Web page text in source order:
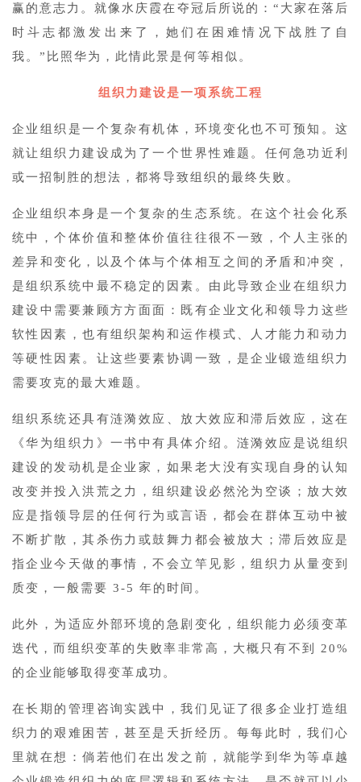
赢的意志力。就像水庆霞在夺冠后所说的：“大家在落后
时斗志都激发出来了，她们在困难情况下战胜了自
我。”比照华为，此情此景是何等相似。
组织力建设是一项系统工程
企业组织是一个复杂有机体，环境变化也不可预知。这
就让组织力建设成为了一个世界性难题。任何急功近利
或一招制胜的想法，都将导致组织的最终失败。
企业组织本身是一个复杂的生态系统。在这个社会化系
统中，个体价值和整体价值往往很不一致，个人主张的
差异和变化，以及个体与个体相互之间的矛盾和冲突，
是组织系统中最不稳定的因素。由此导致企业在组织力
建设中需要兼顾方方面面：既有企业文化和领导力这些
软性因素，也有组织架构和运作模式、人才能力和动力
等硬性因素。让这些要素协调一致，是企业锻造组织力
需要攻克的最大难题。
组织系统还具有涟漪效应、放大效应和滞后效应，这在
《华为组织力》一书中有具体介绍。涟漪效应是说组织
建设的发动机是企业家，如果老大没有实现自身的认知
改变并投入洪荒之力，组织建设必然沦为空谈；放大效
应是指领导层的任何行为或言语，都会在群体互动中被
不断扩散，其杀伤力或鼓舞力都会被放大；滞后效应是
指企业今天做的事情，不会立竿见影，组织力从量变到
质变，一般需要 3-5 年的时间。
此外，为适应外部环境的急剧变化，组织能力必须变革
迭代，而组织变革的失败率非常高，大概只有不到 20%
的企业能够取得变革成功。
在长期的管理咨询实践中，我们见证了很多企业打造组
织力的艰难困苦，甚至是夭折经历。每每此时，我们心
里就在想：倘若他们在出发之前，就能学到华为等卓越